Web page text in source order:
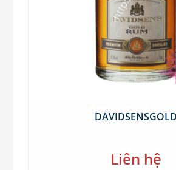
DAVIDSENSGOLD
Liên hệ